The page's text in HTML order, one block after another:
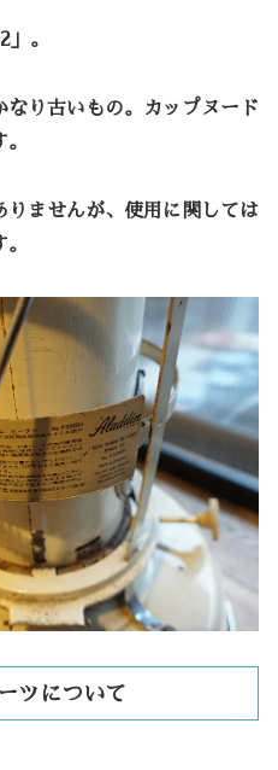
。
り古いもの。カップヌード
ませんが、使用に関しては
ツについて